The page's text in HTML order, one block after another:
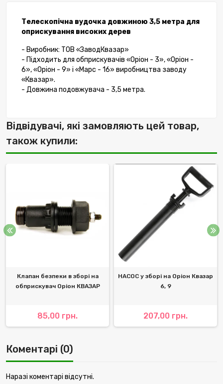
Телескопічна вудочка довжиною 3,5 метра для
оприскування високих дерев
- Виробник: ТОВ «ЗаводКвазар»
- Підходить для обприскувачів «Оріон - 3», «Оріон -
6», «Оріон - 9» і «Марс - 16» виробництва заводу
«Квазар».
- Довжина подовжувача - 3,5 метра.
Відвідувачі, які замовляють цей товар,
також купили:
Клапан безпеки в зборі на
обприскувач Оріон КВАЗАР
85,00 грн.
НАСОС у зборі на Оріон Квазар
6, 9
207,00 грн.
Коментарі (0)
Наразі коментарі відсутні.